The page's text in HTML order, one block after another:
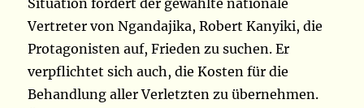
Situation fordert der gewählte nationale
Vertreter von Ngandajika, Robert Kanyiki, die
Protagonisten auf, Frieden zu suchen. Er
verpflichtet sich auch, die Kosten für die
Behandlung aller Verletzten zu übernehmen.